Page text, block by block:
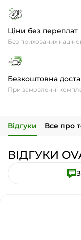
Ціни без переплат
Без прихованих
Безкоштовна
При замовленні
Відгуки Все про
ВІДГУКИ